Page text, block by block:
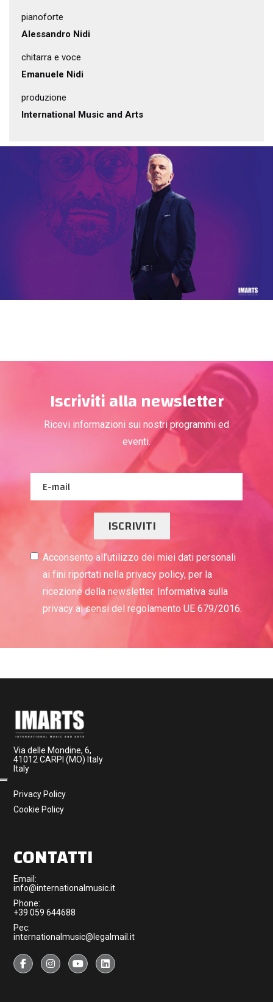
pianoforte
Alessandro Nidi
chitarra e voce
Emanuele Nidi
produzione
International Music and Arts
Iscriviti alla newsletter
Ricevi informazioni sui nostri programmi ed
eventi.
ISCRIVITI
Acconsento all’utilizzo dei miei dati personali
ai fini riportati nella privacy policy, per la
ricezione della newsletter. Informativa sulla
privacy ai sensi del regolamento UE 679/2016.
Via delle Mondine, 6,
41012 CARPI (MO) Italy
Italy
Privacy Policy
Cookie Policy
CONTATTI
Email:
info@internationalmusic.it
Phone:
+39 059 644688
Pec:
internationalmusic@legalmail.it